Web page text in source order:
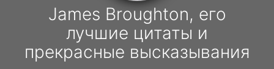
James Broughton, его
лучшие цитаты и
прекрасные высказывания